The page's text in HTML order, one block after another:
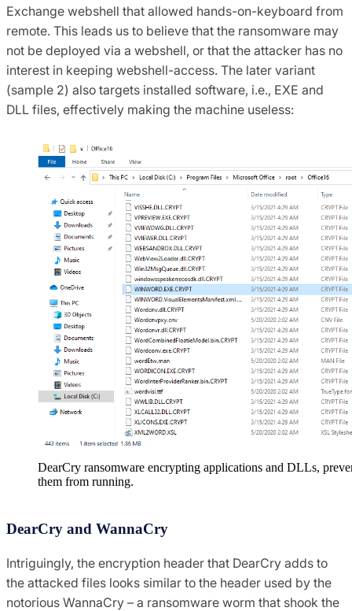
Exchange webshell that allowed hands-on-keyboard from
remote. This leads us to believe that the ransomware may
not be deployed via a webshell, or that the attacker has no
interest in keeping webshell-access. The later variant
(sample 2) also targets installed software, i.e., EXE and
DLL files, effectively making the machine useless:
DearCry ransomware encrypting applications and DLLs,
them from running.
DearCry and WannaCry
Intriguingly, the encryption header that DearCry adds to
the attacked files looks similar to the header used by the
notorious WannaCry – a ransomware worm that shook the